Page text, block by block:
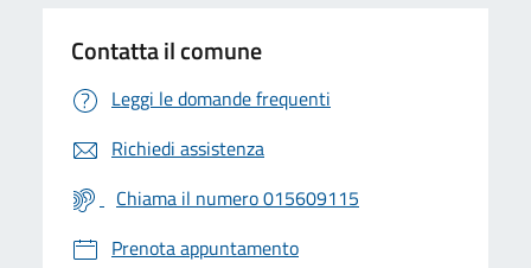
Contatta il comune
Leggi le domande frequenti
Richiedi assistenza
Chiama il numero 015609115
Prenota appuntamento